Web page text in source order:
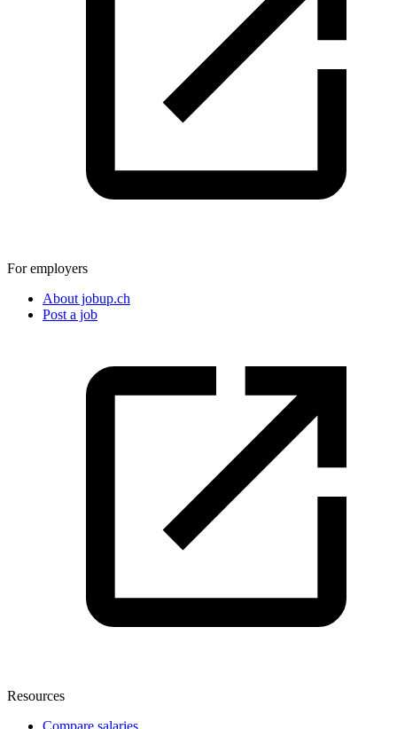
For employers
About jobup.ch
Post a job
Resources